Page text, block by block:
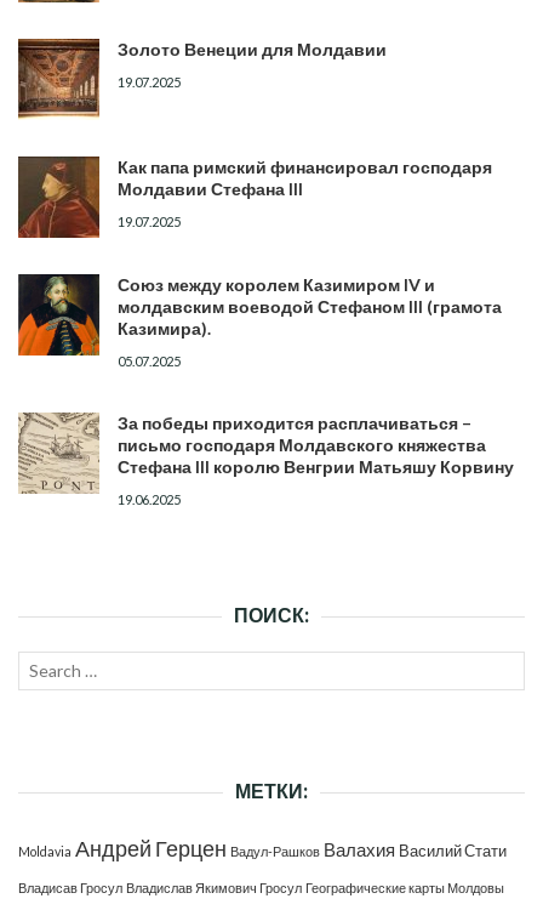
Золото Венеции для Молдавии
19.07.2025
Как папа римский финансировал господаря
Молдавии Стефана III
19.07.2025
Союз между королем Казимиром IV и
молдавским воеводой Стефаном III (грамота
Казимира).
05.07.2025
За победы приходится расплачиваться –
письмо господаря Молдавского княжества
Стефана III королю Венгрии Матьяшу Корвину
19.06.2025
ПОИСК:
Search
МЕТКИ:
Moldavia Андрей Герцен Вадул-Рашков Валахия Василий Стати
Владисав Гросул Владислав Якимович Гросул Географические карты Молдовы